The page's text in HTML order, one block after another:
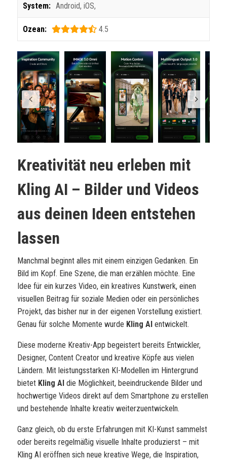
System: Android, iOS,
Ozean: 4.5
Kreativität neu erleben mit
Kling AI – Bilder und Videos
aus deinen Ideen entstehen
lassen
Manchmal beginnt alles mit einem einzigen Gedanken. Ein
Bild im Kopf. Eine Szene, die man erzählen möchte. Eine
Idee für ein kurzes Video, ein kreatives Kunstwerk, einen
visuellen Beitrag für soziale Medien oder ein persönliches
Projekt, das bisher nur in der eigenen Vorstellung existiert.
Genau für solche Momente wurde Kling AI entwickelt.
Diese moderne Kreativ-App begeistert bereits Entwickler,
Designer, Content Creator und kreative Köpfe aus vielen
Ländern. Mit leistungsstarken KI-Modellen im Hintergrund
bietet Kling AI die Möglichkeit, beeindruckende Bilder und
hochwertige Videos direkt auf dem Smartphone zu erstellen
und bestehende Inhalte kreativ weiterzuentwickeln.
Ganz gleich, ob du erste Erfahrungen mit KI-Kunst sammelst
oder bereits regelmäßig visuelle Inhalte produzierst – mit
Kling AI eröffnen sich neue kreative Wege, die Inspiration,